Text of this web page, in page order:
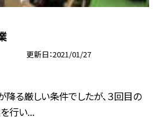
更新日 2021/01/27
降る厳しい条件でしたが、３回目の
行い...